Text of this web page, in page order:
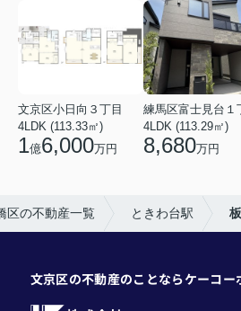
文京区小日向３丁目
4LDK (113.33㎡)
1億6,000万円
練馬区富士見台１
4LDK (113.29㎡)
8,680万円
区の不動産一覧 ときわ台駅
文京区の不動産のことならケーコー